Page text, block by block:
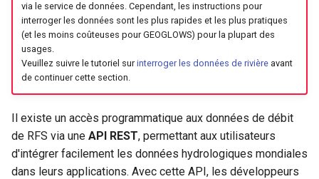
i
o
d
101
via le service de données. Cependant, les instructions pour
interroger les données sont les plus rapides et les plus pratiques
(et les moins coûteuses pour GEOGLOWS) pour la plupart des
usages.
Veuillez suivre le tutoriel surinterroger les données de rivièreavant
de continuer cette section.
Il existe un accès programmatique aux données de débit
de RFS via une API REST, permettant aux utilisateurs
d'intégrer facilement les données hydrologiques mondiales
dans leurs applications. Avec cette API, les développeurs